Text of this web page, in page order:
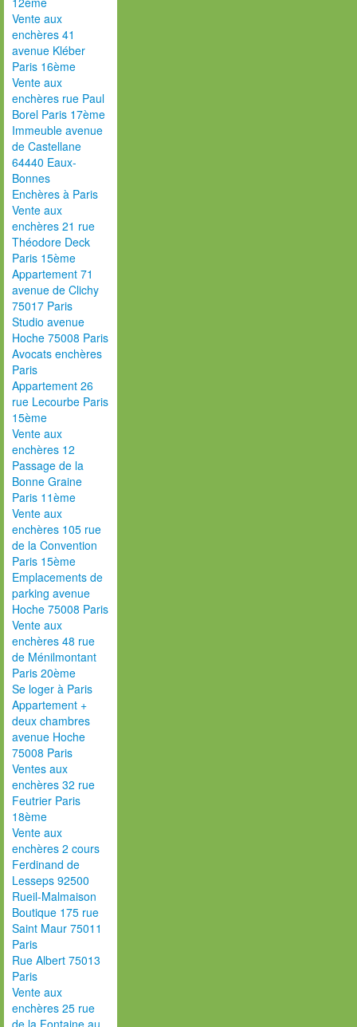
Vente aux
enchères 41
avenue Kléber
Paris 16ème
Vente aux
enchères rue Paul
Borel Paris 17ème
Immeuble avenue
de Castellane
64440 Eaux-
Bonnes
Enchères à Paris
Vente aux
enchères 21 rue
Théodore Deck
Paris 15ème
Appartement 71
avenue de Clichy
75017 Paris
Studio avenue
Hoche 75008 Paris
Avocats enchères
Paris
Appartement 26
rue Lecourbe Paris
15ème
Vente aux
enchères 12
Passage de la
Bonne Graine
Paris 11ème
Vente aux
enchères 105 rue
de la Convention
Paris 15ème
Emplacements de
parking avenue
Hoche 75008 Paris
Vente aux
enchères 48 rue
de Ménilmontant
Paris 20ème
Se loger à Paris
Appartement +
deux chambres
avenue Hoche
75008 Paris
Ventes aux
enchères 32 rue
Feutrier Paris
18ème
Vente aux
enchères 2 cours
Ferdinand de
Lesseps 92500
Rueil-Malmaison
Boutique 175 rue
Saint Maur 75011
Paris
Rue Albert 75013
Paris
Vente aux
enchères 25 rue
de la Fontaine au